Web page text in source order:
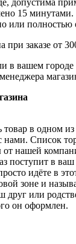
допустима
15
или
при заказе от
в вашем городе
в одном из
Список
нашей
поступит в
идёте в
зоне и
друг или
он оформлен.